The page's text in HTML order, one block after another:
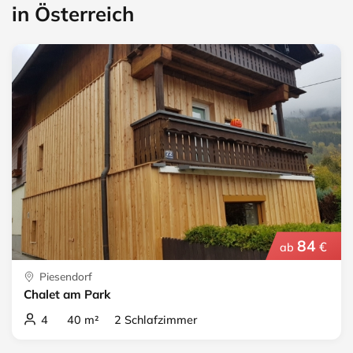
in Österreich
ab 84 €
Piesendorf
Chalet am Park
4 40 m² 2 Schlafzimmer